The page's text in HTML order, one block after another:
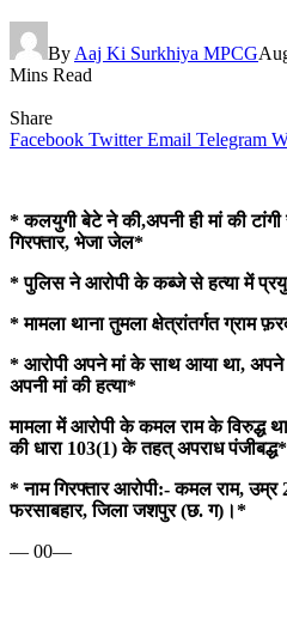
By Aaj Ki Surkhiya MPCG
Mins Read
Share
Facebook Twitter Email Telegram
* कलयुगी बेटे ने की,अपनी ही मां की
गिरफ्तार, भेजा जेल*
* पुलिस ने आरोपी के कब्जे से हत्या में
* मामला थाना तुमला क्षेत्रांतर्गत ग्राम
* आरोपी अपने मां के साथ आया था, अपने
अपनी मां की हत्या*
मामला में आरोपी के कमल राम के विरुद्ध
की धारा 103(1) के तहत् अपराध पंजीबद्ध*
* नाम गिरफ्तार आरोपी:- कमल राम, उम्र
फरसाबहार, जिला जशपुर (छ. ग)।*
— 00—